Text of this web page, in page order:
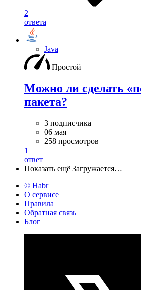
2
ответа
Java
Простой
Можно ли сделать
пакета?
3 подписчика
06 мая
258 просмотров
1
ответ
Показать ещё Загружается…
© Habr
О сервисе
Правила
Обратная связь
Блог